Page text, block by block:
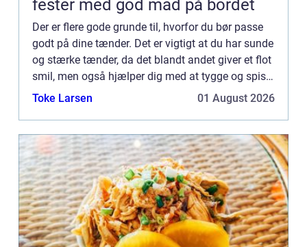
fester med god mad på bordet
Der er flere gode grunde til, hvorfor du bør passe
godt på dine tænder. Det er vigtigt at du har sunde
og stærke tænder, da det blandt andet giver et flot
smil, men også hjælper dig med at tygge og spise
de ting du godt kan lide. Ens tænder er noget ...
Toke Larsen 01 August 2026